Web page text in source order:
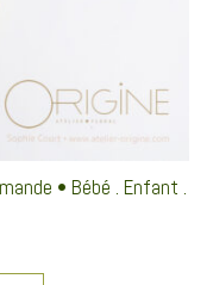
• Bébé . Enfant .